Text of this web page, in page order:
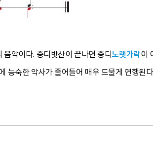
악이다. 중디밧산이 끝나면 중디노랫가락이
능숙한 악사가 줄어들어 매우 드물게 연행된